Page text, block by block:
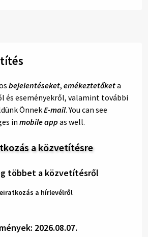
bejelentéseket, emékeztetőketa
és eseményekről, valamint további
ÖnnekE-mail. You can see
in mobile app as well.
a közvetítésre
többet a közvetítésről
a hírlevélről
2026.08.07.